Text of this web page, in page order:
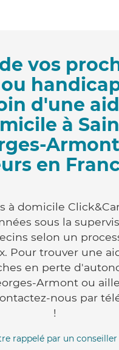
vos
d'une
à
en
à domicile
sous la
selon un
Pour trouver une
en perte
Armont ou
nous par
!
rappelé par un conseiller